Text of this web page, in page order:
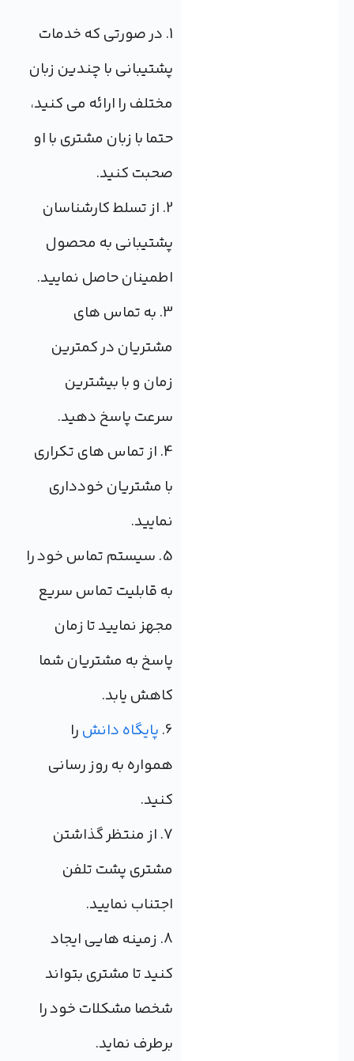
1. در صورتی که خدمات
پشتیبانی با چندین زبان
مختلف را ارائه می کنید،
حتما با زبان مشتری با او
صحبت کنید.
2. از تسلط کارشناسان
پشتیبانی به محصول
اطمینان حاصل نمایید.
3. به تماس های
مشتریان در کمترین
زمان و با بیشترین
سرعت پاسخ دهید.
4. از تماس های تکراری
با مشتریان خودداری
نمایید.
5. سیستم تماس خود را
به قابلیت تماس سریع
مجهز نمایید تا زمان
پاسخ به مشتریان شما
کاهش یابد.
6. پایگاه دانش را
همواره به روز رسانی
کنید.
7. از منتظر گذاشتن
مشتری پشت تلفن
اجتناب نمایید.
8. زمینه هایی ایجاد
کنید تا مشتری بتواند
شخصا مشکلات خود را
برطرف نماید.